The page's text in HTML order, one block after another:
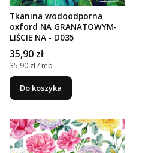
Tkanina wodoodporna
oxford NA GRANATOWYM-
LIŚCIE NA - D035
Cena
35,90 zł
Cena jednostkowa
35,90 zł / mb
Do koszyka